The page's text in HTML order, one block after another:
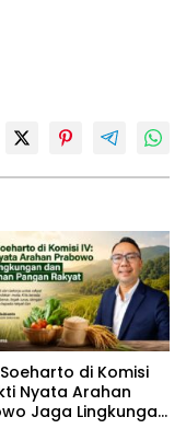
di Komisi
Nyata Arahan
Jaga Lingkungan